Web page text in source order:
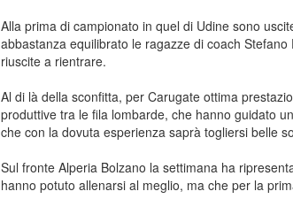
Alla prima di campionato in quel di Udine sono
abbastanza equilibrato le ragazze di coach
riuscite a rientrare.
Al di là della sconfitta, per Carugate ottima
produttive tra le fila lombarde, che hanno guidato
che con la dovuta esperienza saprà togliersi belle
Sul fronte Alperia Bolzano la settimana ha
hanno potuto allenarsi al meglio, ma che per la